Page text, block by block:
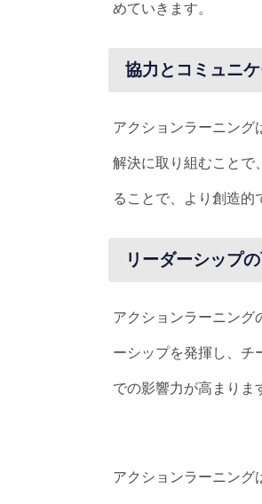
めていきます。
協力とコミュニ
アクションラーニング
解決に取り組むことで
ることで、より創造的
リーダーシップ
アクションラーニング
ーシップを発揮し、チ
での影響力が高まりま
アクションラーニング